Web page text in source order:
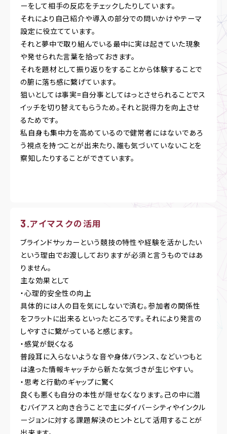
ーをして相手の反応をチェックしたりしています。
それにより自己紹介や導入の部分での問いかけやテーマ
設定に役立てています。
それと夢中で取り組んでいる最中に実は起きていた現象
や発せられた言葉を拾っておきます。
それを題材として振り返りをすることから体験することで
の腑に落ち感に繋げています。
狙いとしては事実=自分事としてはっとさせられることでス
イッチを切り替えてもらうため。それと説得力を向上させ
るためです。
私自身も集中力を高めているので健常者にはないであろ
う視点を持つことが出来たり、誰も気づいていないことを
察知したりすることができています。
アイマスクの活用
ブラインドサッカーという競技の特性や経験を活かしたい
という理由でお渡ししておりますが必須と言うものではあ
りません。
主な効果として
・心理的安全性の向上
具体的には人の目を気にしないで済む。参加者の関係性
をフラットに出来るといったところです。それにより発言の
しやすさに繋がっていると感じます。
・感覚が鋭くなる
普段耳に入らないような音や身体バランス、などいつもと
は違った情報キャッチから新たな気づきが生じやすい。
・思考と行動のギャップに驚く
良くも悪くも自分の本性が隠せなくなります。己の中に潜
むバイアスと向き合うことで主にダイバーシティやインクル
ージョンに対する課題解決のヒントとして活用することが